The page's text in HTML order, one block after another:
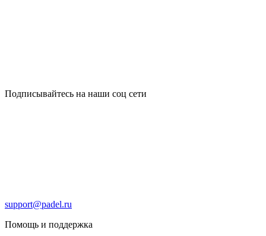
Подписывайтесь на наши соц сети
support@padel.ru
Помощь и поддержка